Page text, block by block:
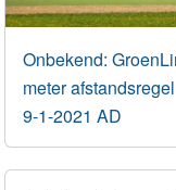
Onbekend:
meter afstandsregel
9-1-2021 AD